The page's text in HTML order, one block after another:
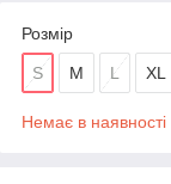
Розмір
S M L XL
Немає в наявності